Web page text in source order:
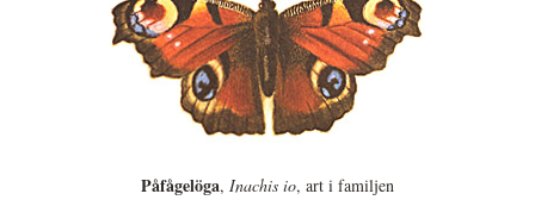
Påfågelöga, Inachis io, art i familjen